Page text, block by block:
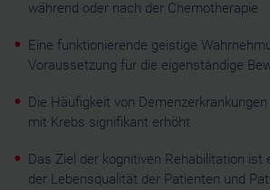
ou qu'ils ont collectées lors de votre
services.
während oder nach der Chemotherapie
Eine funktionierende geistige
Voraussetzung für die eigenständige
Die Häufigkeit von
mit Krebs signifikant erhöht
Das Ziel der kognitiven Rehabilitation ist
der Lebensqualität der Patienten und